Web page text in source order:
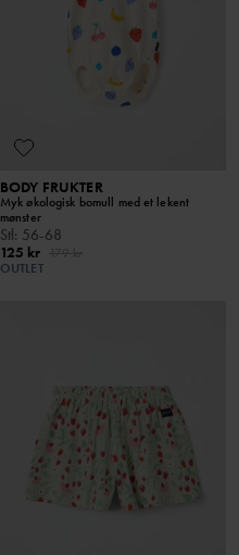
BODY FRUKTER
Myk økologisk bomull med et lekent
mønster
Stl: 56-68
125 kr
OUTLET